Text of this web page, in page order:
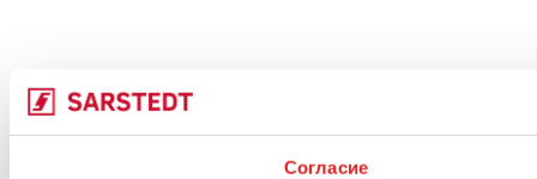
Согласие